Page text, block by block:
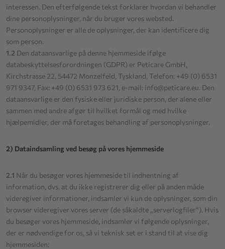
interessen. Den efterfølgende tekst forklarer hvordan vi behandler
dine personoplysninger, når du bruger vores websted.
Personoplysninger er alle de oplysninger, der kan identificere dig
som person.
1.2 Den dataansvarlige på denne hjemmeside ifølge
databeskyttelsesforordningen (GDPR) er Peticare GmbH,
Kirchstrasse 22, 54472 Monzelfeld, Tyskland, Telefon: +49 (0) 6531
971 9347, Fax: +49 (0) 6531 973 621, e-mail: info@peticare.eu. Den
dataansvarlige er den fysiske eller juridiske person, der alene eller
sammen med andre afgør til hvilket formål og med hvilke
hjælpemidler, der må foretages behandling af personoplysninger.
2) Dataindsamling ved besøg på vores hjemmeside
2.1 Når du besøger vores hjemmeside til indhentning af
information, dvs. at du ikke registrerer dig eller på anden måde
videregiver informationer, indsamler vi kun de oplysninger, som din
browser videregiver vores server (de såkaldte „serverlogfiler“). Hvis
du besøger vores hjemmeside, indsamler vi følgende oplysninger,
der er nødvendige for os, så vi teknisk set er i stand til at vise dig
hjemmesiden: